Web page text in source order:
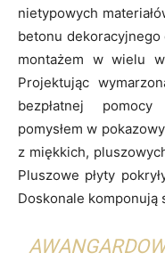
nietypowych
betonu dekoracyjnego
montażem w wielu
Projektując
bezpłatnej
pomysłem w
z miękkich,
Pluszowe płyty
Doskonale komponują